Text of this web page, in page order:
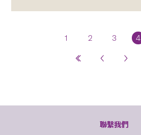
1 2 3 4
聯繫我們